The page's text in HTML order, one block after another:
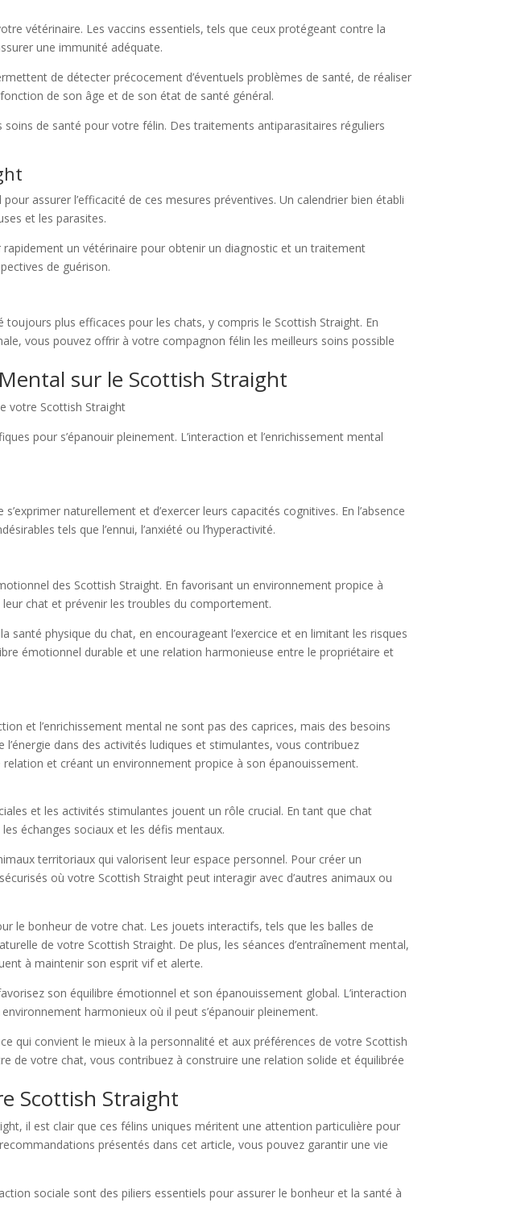
vétérinaire. Les vaccins essentiels, tels que ceux protégeant contre la
une immunité adéquate.
de détecter précocement d’éventuels problèmes de santé, de réaliser
de son âge et de son état de santé général.
de santé pour votre félin. Des traitements antiparasitaires réguliers
assurer l’efficacité de ces mesures préventives. Un calendrier bien établi
et les parasites.
un vétérinaire pour obtenir un diagnostic et un traitement
de guérison.
plus efficaces pour les chats, y compris le Scottish Straight. En
vous pouvez offrir à votre compagnon félin les meilleurs soins possible
sur le Scottish Straight
votre Scottish Straight
pour s’épanouir pleinement. L’interaction et l’enrichissement mental
naturellement et d’exercer leurs capacités cognitives. En l’absence
tels que l’ennui, l’anxiété ou l’hyperactivité.
des Scottish Straight. En favorisant un environnement propice à
chat et prévenir les troubles du comportement.
physique du chat, en encourageant l’exercice et en limitant les risques
émotionnel durable et une relation harmonieuse entre le propriétaire et
et l’enrichissement mental ne sont pas des caprices, mais des besoins
dans des activités ludiques et stimulantes, vous contribuez
et créant un environnement propice à son épanouissement.
et les activités stimulantes jouent un rôle crucial. En tant que chat
échanges sociaux et les défis mentaux.
territoriaux qui valorisent leur espace personnel. Pour créer un
où votre Scottish Straight peut interagir avec d’autres animaux ou
le bonheur de votre chat. Les jouets interactifs, tels que les balles de
de votre Scottish Straight. De plus, les séances d’entraînement mental,
à maintenir son esprit vif et alerte.
son équilibre émotionnel et son épanouissement global. L’interaction
harmonieux où il peut s’épanouir pleinement.
qui convient le mieux à la personnalité et aux préférences de votre Scottish
de votre chat, vous contribuez à construire une relation solide et équilibrée
Scottish Straight
il est clair que ces félins uniques méritent une attention particulière pour
présentés dans cet article, vous pouvez garantir une vie
sociale sont des piliers essentiels pour assurer le bonheur et la santé à